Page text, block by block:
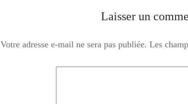
Laisser un
Votre adresse e-mail ne sera pas publiée. Les